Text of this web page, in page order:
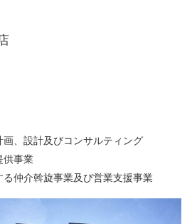
、設計及びコンサルティング
供事業
仲介斡旋事業及び営業支援事業